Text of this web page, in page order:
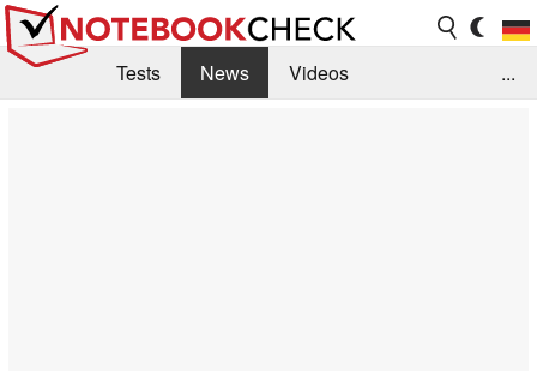
Tests News
Videos
...